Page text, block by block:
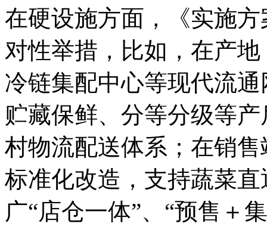
在硬设施方面，《实施
对性举措，比如，在产
冷链集配中心等现代流
贮藏保鲜、分等分级等
村物流配送体系；在销
标准化改造，支持蔬菜
广“店仓一体”、“预售＋